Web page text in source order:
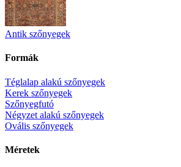
Antik szőnyegek
Formák
Téglalap alakú szőnyegek
Kerek szőnyegek
Szőnyegfutó
Négyzet alakú szőnyegek
Ovális szőnyegek
Méretek